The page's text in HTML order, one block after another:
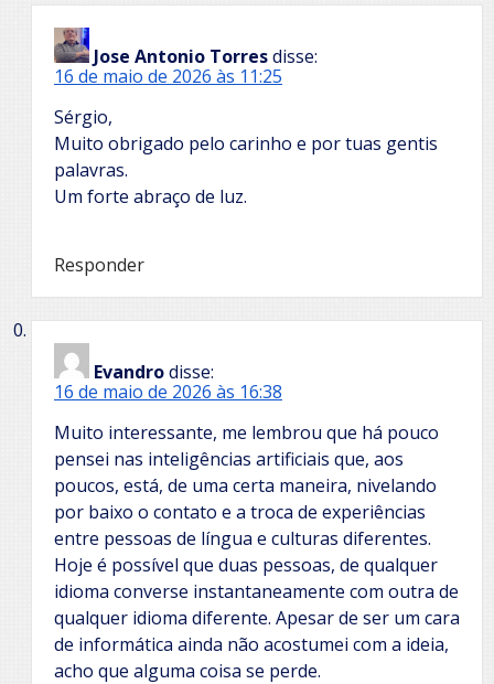
Jose Antonio Torresdisse:
16 de maio de 2026 às 11:25
Sérgio,
Muito obrigado pelo carinho e por tuas gentis
palavras.
Um forte abraço de luz.
Responder
Evandrodisse:
16 de maio de 2026 às 16:38
Muito interessante, me lembrou que há pouco
pensei nas inteligências artificiais que, aos
poucos, está, de uma certa maneira, nivelando
por baixo o contato e a troca de experiências
entre pessoas de língua e culturas diferentes.
Hoje é possível que duas pessoas, de qualquer
idioma converse instantaneamente com outra de
qualquer idioma diferente. Apesar de ser um cara
de informática ainda não acostumei com a ideia,
acho que alguma coisa se perde.